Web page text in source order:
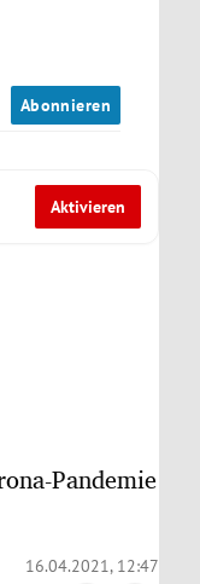
Abonnieren
Aktivieren
Pandemie
16.04.2021, 12:47